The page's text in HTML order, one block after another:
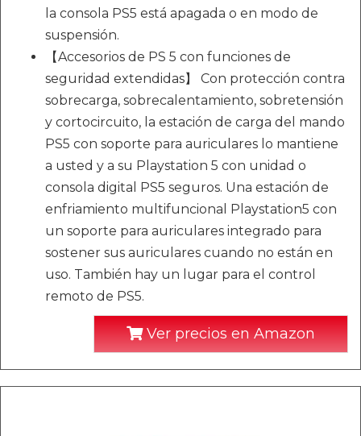
la consola PS5 está apagada o en modo de
suspensión.
【Accesorios de PS 5 con funciones de
seguridad extendidas】 Con protección contra
sobrecarga, sobrecalentamiento, sobretensión
y cortocircuito, la estación de carga del mando
PS5 con soporte para auriculares lo mantiene
a usted y a su Playstation 5 con unidad o
consola digital PS5 seguros. Una estación de
enfriamiento multifuncional Playstation5 con
un soporte para auriculares integrado para
sostener sus auriculares cuando no están en
uso. También hay un lugar para el control
remoto de PS5.
Ver precios en Amazon